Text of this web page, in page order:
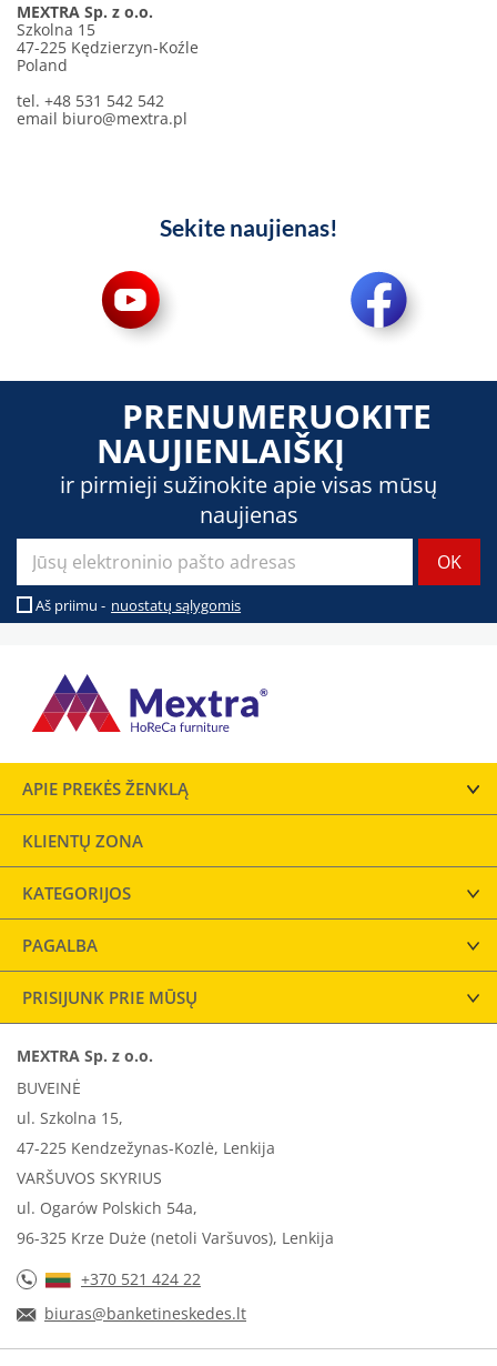
MEXTRA Sp. z o.o.
Szkolna 15
47-225 Kędzierzyn-Koźle
Poland
tel. +48 531 542 542
email biuro@mextra.pl
Sekite naujienas!
PRENUMERUOKITE
NAUJIENLAIŠKĮ
ir pirmieji sužinokite apie visas mūsų
naujienas
Aš priimu - nuostatų sąlygomis
APIE PREKĖS ŽENKLĄ
KLIENTŲ ZONA
KATEGORIJOS
PAGALBA
PRISIJUNK PRIE MŪSŲ
MEXTRA Sp. z o.o.
BUVEINĖ
ul. Szkolna 15,
47-225 Kendzežynas-Kozlė, Lenkija
VARŠUVOS SKYRIUS
ul. Ogarów Polskich 54a,
96-325 Krze Duże (netoli Varšuvos), Lenkija
+370 521 424 22
biuras@banketineskedes.lt